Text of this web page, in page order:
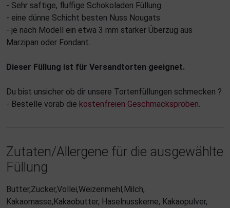
- Sehr saftige, fluffige Schokoladen Füllung
- eine dünne Schicht besten Nuss Nougats
- je nach Modell ein etwa 3 mm starker Überzug aus
Marzipan oder Fondant.
Dieser Füllung ist für Versandtorten geeignet.
Du bist unsicher ob dir unsere Tortenfüllungen schmecken ?
- Bestelle vorab die kostenfreien Geschmacksproben.
Zutaten/Allergene für die ausgewählte
Füllung
Butter,Zucker,Vollei,Weizenmehl,Milch,
Kakaomasse,Kakaobutter, Haselnusskerne, Kakaopulver,